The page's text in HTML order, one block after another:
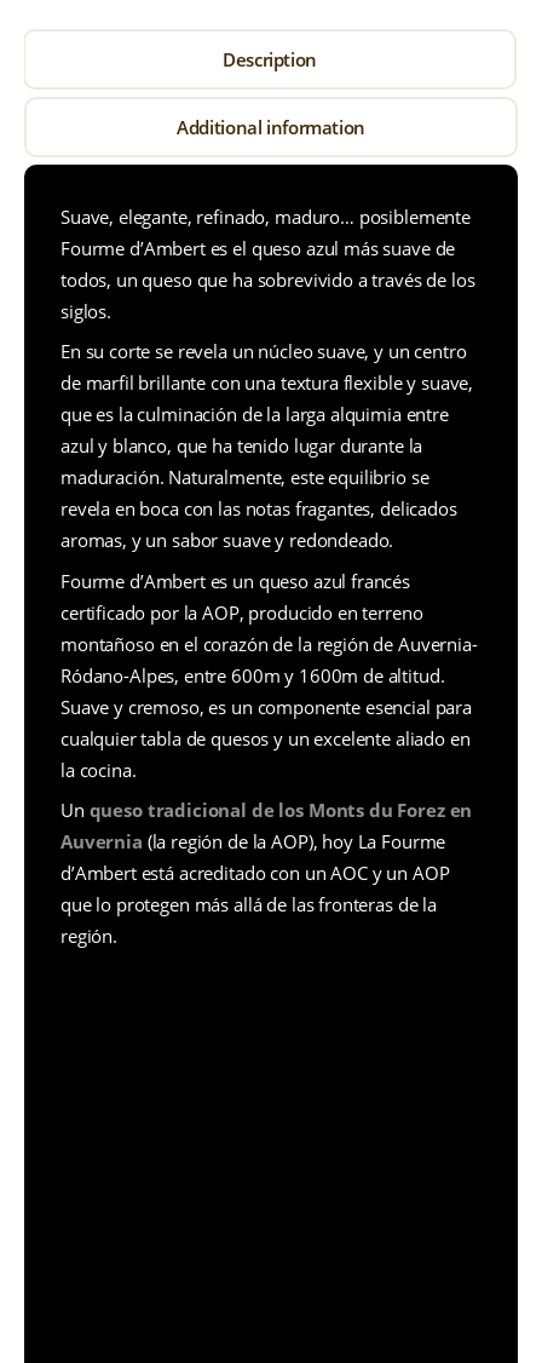
Description
Additional information
Suave, elegante, refinado, maduro… posiblemente
Fourme d’Ambert es el queso azul más suave de
todos, un queso que ha sobrevivido a través de los
siglos.
En su corte se revela un núcleo suave, y un centro
de marfil brillante con una textura flexible y suave,
que es la culminación de la larga alquimia entre
azul y blanco, que ha tenido lugar durante la
maduración. Naturalmente, este equilibrio se
revela en boca con las notas fragantes, delicados
aromas, y un sabor suave y redondeado.
Fourme d’Ambert es un queso azul francés
certificado por la AOP, producido en terreno
montañoso en el corazón de la región de Auvernia-
Ródano-Alpes, entre 600m y 1600m de altitud.
Suave y cremoso, es un componente esencial para
cualquier tabla de quesos y un excelente aliado en
la cocina.
Un queso tradicional de los Monts du Forez en
Auvernia (la región de la AOP), hoy La Fourme
d’Ambert está acreditado con un AOC y un AOP
que lo protegen más allá de las fronteras de la
región.